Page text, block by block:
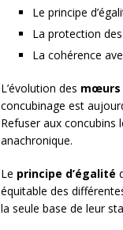
Le principe
La protection
La cohérence
L’évolution des mœurs
concubinage est
Refuser aux concubins
anachronique.
Le principe d’égalité
équitable des
la seule base de leur